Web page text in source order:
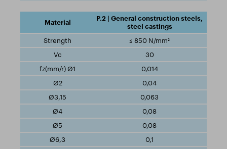
P.2 | General construction steels,
steel castings
≤ 850 N/mm²
30
0,014
0,04
0,063
0,08
0,08
0,1